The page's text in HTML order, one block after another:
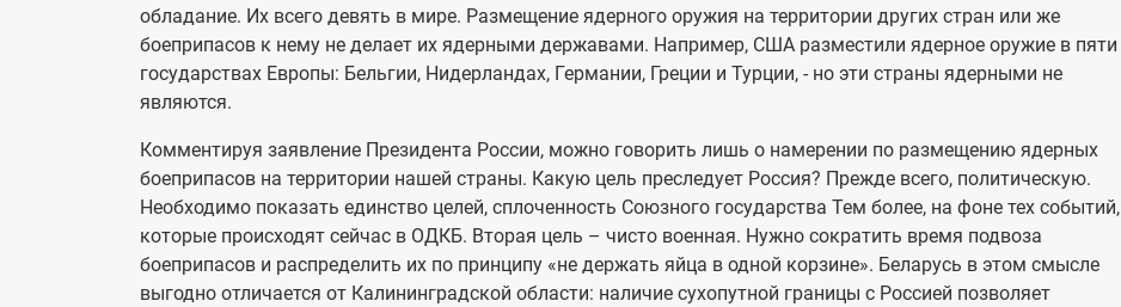
обладание. Их всего девять в мире. Размещение ядерного оружия на территории других стран или же
боеприпасов к нему не делает их ядерными державами. Например, США разместили ядерное оружие в пяти
государствах Европы: Бельгии, Нидерландах, Германии, Греции и Турции, - но эти страны ядерными не
являются.
Комментируя заявление Президента России, можно говорить лишь о намерении по размещению ядерных
боеприпасов на территории нашей страны. Какую цель преследует Россия? Прежде всего, политическую.
Необходимо показать единство целей, сплоченность Союзного государства Тем более, на фоне тех событий,
которые происходят сейчас в ОДКБ. Вторая цель – чисто военная. Нужно сократить время подвоза
боеприпасов и распределить их по принципу «не держать яйца в одной корзине». Беларусь в этом смысле
выгодно отличается от Калининградской области: наличие сухопутной границы с Россией позволяет